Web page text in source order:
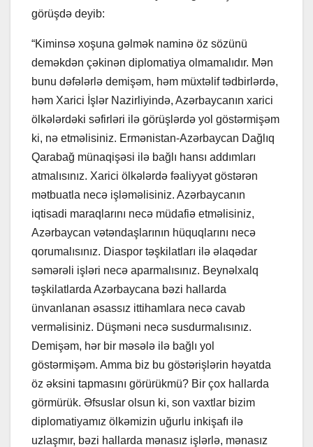
görüşdə deyib:
“Kiminsə xoşuna gəlmək naminə öz sözünü
deməkdən çəkinən diplomatiya olmamalıdır. Mən
bunu dəfələrlə demişəm, həm müxtəlif tədbirlərdə,
həm Xarici İşlər Nazirliyində, Azərbaycanın xarici
ölkələrdəki səfirləri ilə görüşlərdə yol göstərmişəm
ki, nə etməlisiniz. Ermənistan-Azərbaycan Dağlıq
Qarabağ münaqişəsi ilə bağlı hansı addımları
atmalısınız. Xarici ölkələrdə fəaliyyət göstərən
mətbuatla necə işləməlisiniz. Azərbaycanın
iqtisadi maraqlarını necə müdafiə etməlisiniz,
Azərbaycan vətəndaşlarının hüquqlarını necə
qorumalısınız. Diaspor təşkilatları ilə əlaqədar
səmərəli işləri necə aparmalısınız. Beynəlxalq
təşkilatlarda Azərbaycana bəzi hallarda
ünvanlanan əsassız ittihamlara necə cavab
verməlisiniz. Düşməni necə susdurmalısınız.
Demişəm, hər bir məsələ ilə bağlı yol
göstərmişəm. Amma biz bu göstərişlərin həyatda
öz əksini tapmasını görürükmü? Bir çox hallarda
görmürük. Əfsuslar olsun ki, son vaxtlar bizim
diplomatiyamız ölkəmizin uğurlu inkişafı ilə
uzlaşmır, bəzi hallarda mənasız işlərlə, mənasız